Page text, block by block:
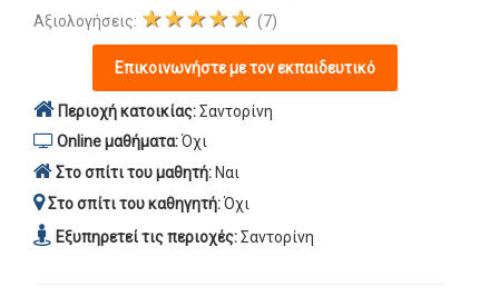
Αξιολογήσεις: ★★★★★ (7)
Επικοινωνήστε με τον εκπαιδευτικό
Περιοχή κατοικίας:Σαντορίνη
Online μαθήματα:Όχι
Στο σπίτι του μαθητή: Ναι
Στο σπίτι του καθηγητή:Όχι
Εξυπηρετεί τις περιοχές:Σαντορίνη